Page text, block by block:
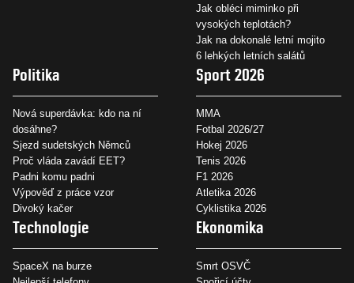
Jak obléci miminko při
vysokých teplotách?
Jak na dokonalé letní mojito
6 lehkých letních salátů
Politika
Nová superdávka: kdo na ní
dosáhne?
Sjezd sudetských Němců
Proč vláda zavádí EET?
Padni komu padni
Výpověď z práce vzor
Divoký kačer
Sport 2026
MMA
Fotbal 2026/27
Hokej 2026
Tenis 2026
F1 2026
Atletika 2026
Cyklistika 2026
Technologie
SpaceX na burze
Ekonomika
Smrt OSVČ